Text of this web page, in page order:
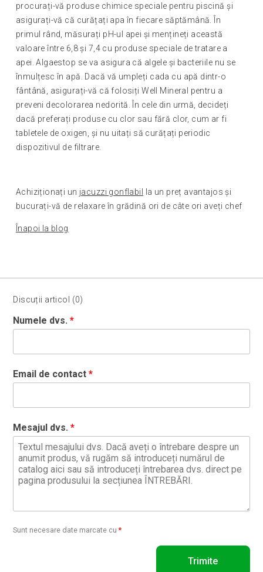
procurați-vă produse chimice speciale pentru piscină și
asigurați-vă că curățați apa în fiecare săptămână. În
primul rând, măsurați pH-ul apei și mențineți această
valoare între 6,8 și 7,4 cu produse speciale de tratare a
apei. Algaestop se va asigura că algele și bacteriile nu se
înmulțesc în apă. Dacă vă umpleți cada cu apă dintr-o
fântână, asigurați-vă că folosiți Well Mineral pentru a
preveni decolorarea nedorită. În cele din urmă, decideți
dacă preferați produse cu clor sau fără clor, cum ar fi
tabletele de oxigen, și nu uitați să curățați periodic
dispozitivul de filtrare.
Achiziționați un jacuzzi gonflabil
la un preț avantajos și
bucurați-vă de relaxare în grădină ori de câte ori aveți chef
Înapoi la blog
Discuții articol (0)
Numele dvs.
Email de contact
Mesajul dvs.
Sunt necesare date marcate cu*
Trimite